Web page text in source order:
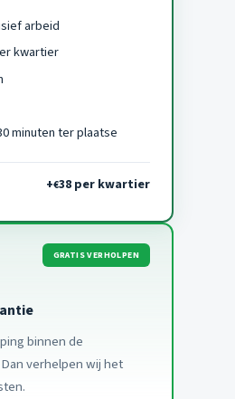
arbeid
kwartier
minuten ter plaatse
+€38 per kwartier
GRATIS VERHOLPEN
binnen de
verhelpen wij het